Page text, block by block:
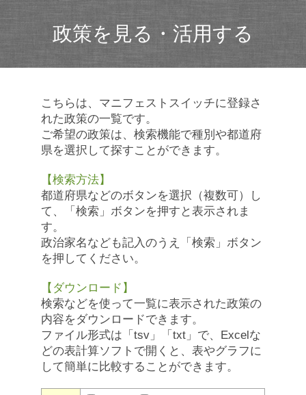
政策を見る・活用する
こちらは、マニフェストスイッチに登録さ
れた政策の一覧です。
ご希望の政策は、検索機能で種別や都道府
県を選択して探すことができます。
【検索方法】
都道府県などのボタンを選択（複数可）し
て、「検索」ボタンを押すと表示されま
す。
政治家名なども記入のうえ「検索」ボタン
を押してください。
【ダウンロード】
検索などを使って一覧に表示された政策の
内容をダウンロードできます。
ファイル形式は「tsv」「txt」で、Excelな
どの表計算ソフトで開くと、表やグラフに
して簡単に比較することができます。